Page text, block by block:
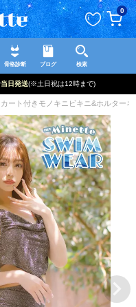
0
骨格診断 ブログ 検索
当日発送(※土日祝は12時まで)
ート付きモノキニビキニ&ホルター
ペー
ジト
ップ